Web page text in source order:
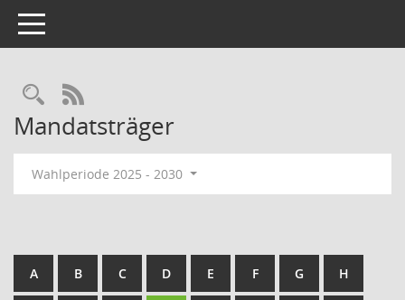
Toggle navigation
Rechercheauswahl
RSS-Feed
Mandatsträger
Wahlperiode 2025 - 2030
A B C D E F G H